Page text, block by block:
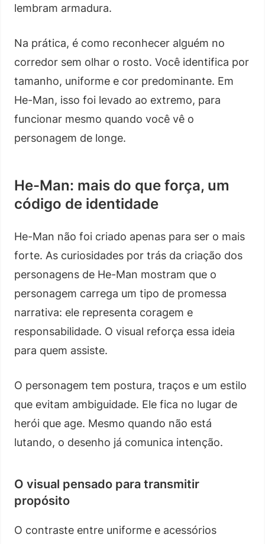
lembram armadura.
Na prática, é como reconhecer alguém no
corredor sem olhar o rosto. Você identifica por
tamanho, uniforme e cor predominante. Em
He-Man, isso foi levado ao extremo, para
funcionar mesmo quando você vê o
personagem de longe.
He-Man: mais do que força, um
código de identidade
He-Man não foi criado apenas para ser o mais
forte. As curiosidades por trás da criação dos
personagens de He-Man mostram que o
personagem carrega um tipo de promessa
narrativa: ele representa coragem e
responsabilidade. O visual reforça essa ideia
para quem assiste.
O personagem tem postura, traços e um estilo
que evitam ambiguidade. Ele fica no lugar de
herói que age. Mesmo quando não está
lutando, o desenho já comunica intenção.
O visual pensado para transmitir
propósito
O contraste entre uniforme e acessórios